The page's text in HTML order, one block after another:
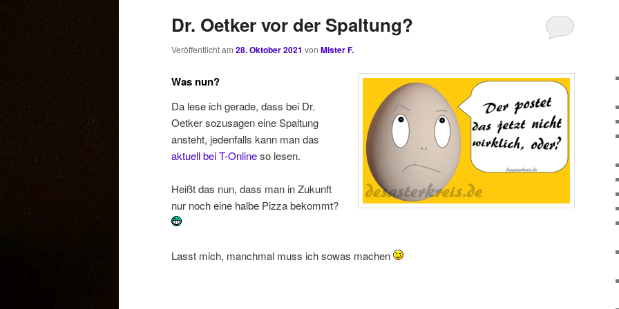
Dr. Oetker vor der Spaltung?
Veröffentlicht am 28. Oktober 2021 von Mister F.
Was nun?
Da lese ich gerade, dass bei Dr.
Oetker sozusagen eine Spaltung
ansteht, jedenfalls kann man das
aktuell bei T-Onlineso lesen.
Heißt das nun, dass man in Zukunft
nur noch eine halbe Pizza bekommt?
Lasst mich, manchmal muss ich sowas machen